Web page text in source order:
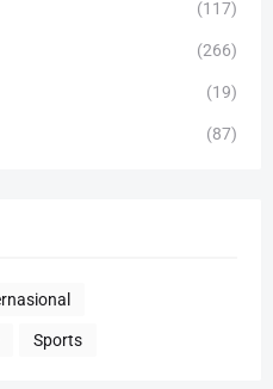
(117)
(266)
(19)
(87)
Sports